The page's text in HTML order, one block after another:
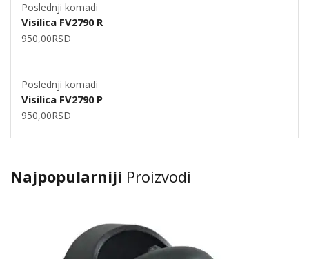
Poslednji komadi
Visilica FV2790 R
950,00RSD
Poslednji komadi
Visilica FV2790 P
950,00RSD
Najpopularniji Proizvodi